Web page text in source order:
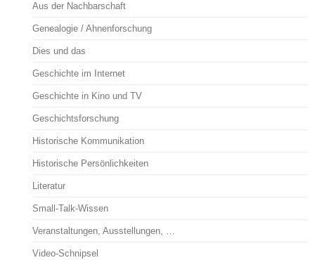
Aus der Nachbarschaft
Genealogie / Ahnenforschung
Dies und das
Geschichte im Internet
Geschichte in Kino und TV
Geschichtsforschung
Historische Kommunikation
Historische Persönlichkeiten
Literatur
Small-Talk-Wissen
Veranstaltungen, Ausstellungen, …
Video-Schnipsel